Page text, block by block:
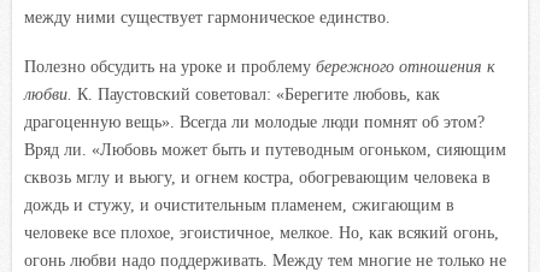
между ними существует гармоническое единство.
Полезно обсудить на уроке и проблему бережного отношения к
любви. К. Паустовский советовал: «Берегите любовь, как
драгоценную вещь». Всегда ли молодые люди помнят об этом?
Вряд ли. «Любовь может быть и путеводным огоньком, сияющим
сквозь мглу и вьюгу, и огнем костра, обогревающим человека в
дождь и стужу, и очистительным пламенем, сжигающим в
человеке все плохое, эгоистичное, мелкое. Но, как всякий огонь,
огонь любви надо поддерживать. Между тем многие не только не